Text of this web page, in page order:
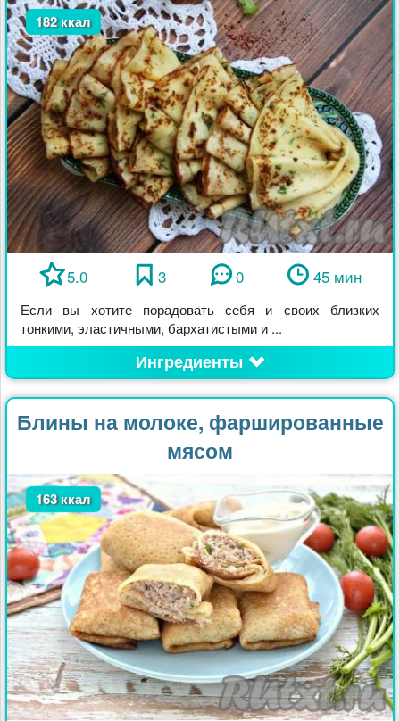
182 ккал
5.0 3 0 45 мин
Если вы хотите порадовать себя и своих близких
тонкими, эластичными, бархатистыми и ...
Ингредиенты
Блины на молоке, фаршированные
мясом
163 ккал